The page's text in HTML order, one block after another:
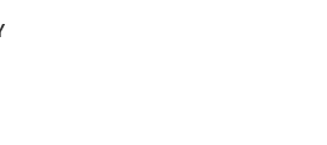
de Gesvres sur 270 mètres